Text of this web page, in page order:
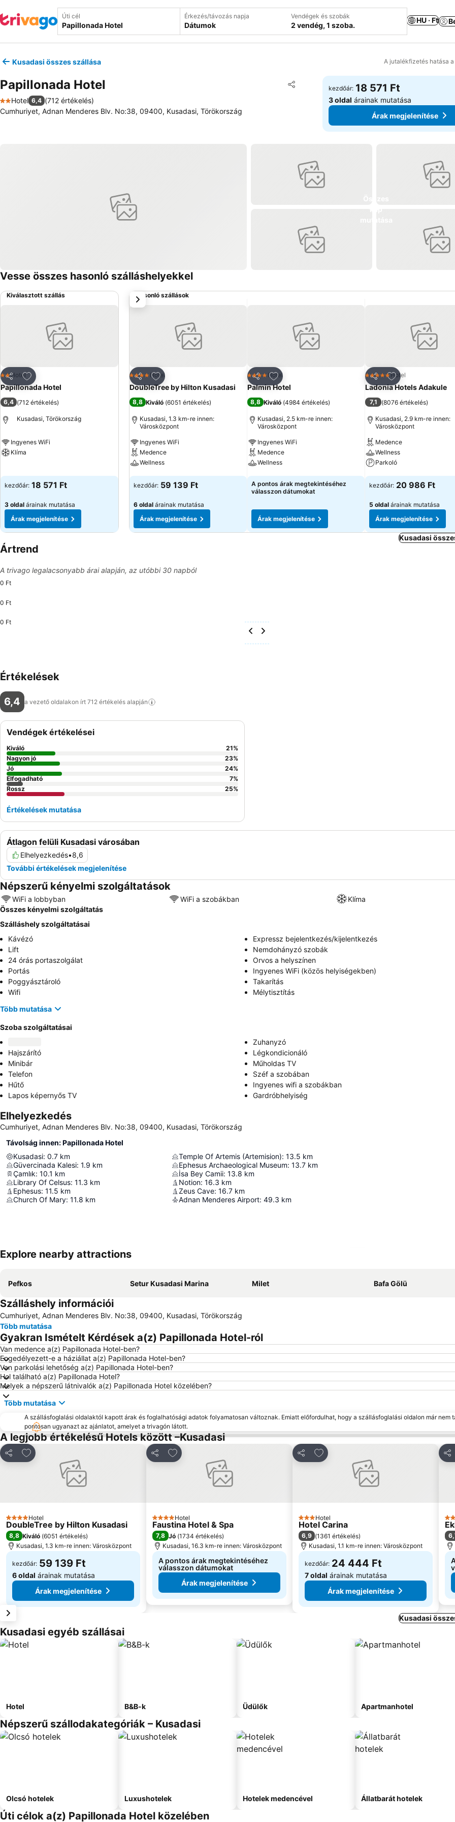
Úti cél Érkezés/távozás napja
Dátumok
Vendégek és szobák
2 vendég, 1 szoba.
HU · Ft
Kusadasi összes szállása A jutalékfizetés hatása
Papillonada Hotel Megosztás
Hozzáadás a kedvencekhez
2 Kategória
Hotel 6,4 (712 értékelés)
Cumhuriyet, Adnan Menderes Blv. No:38, 09400, Kusadasi, Törökország
kezdőár: 18 571 Ft
3 oldal árainak mutatása
Árak megjelenítése
Vesse összes hasonló szálláshelyekkel
Kiválasztott szállás
Megosztás
Hozzáadás a kedvencekhez
2 Kategória
Hotel
Papillonada Hotel
6,4 (712 értékelés)
Kusadasi, Törökország
Ingyenes WiFi
Klíma
kezdőár: 18 571 Ft
3 oldal árainak mutatása
Árak megjelenítése
Hasonló szállások
Megosztás
Hozzáadás a kedvencekhez
4 Kategória
Hotel
DoubleTree by Hilton Kusadasi
8,8 Kiváló (6051 értékelés)
Kusadasi, 1.3 km-re innen:
Városközpont
Ingyenes WiFi
Medence
Wellness
Árak megjelenítése
kezdőár: 59 139 Ft
6 oldal árainak mutatása
Árak megjelenítése
Megosztás
Hozzáadás a kedvencekhez
4 Kategória
Hotel
Palmin Hotel
8,8 Kiváló (4984 értékelés)
Kusadasi, 2.5 km-re innen:
Városközpont
Ingyenes WiFi
Medence
Wellness
Árak megjelenítése
A pontos árak megtekintéséhez
válasszon dátumokat
Árak megjelenítése
Megosztás
Hozzáadás a
5 KategóriaHotel
Ladonia Hotels Adakule
7,1 (8076 értékelés)
Kusadasi, 2.9 km-re innen:
Városközpont
Medence
Wellness
Parkoló
Árak megjelenítése
kezdőár: 20 986 Ft
5 oldal árainak mutatása
Árak megjelenítése
következő
Kusadasi
Ártrend
A trivago legalacsonyabb árai alapján, az utóbbi 30 napból
0 Ft
0 Ft
0 Ft
Értékelések
6,4 a vezető oldalakon írt 712 értékelés alapján
Átlagon felüli Kusadasi városában
Elhelyezkedés•8,6
További értékelések megjelenítése
Vendégek értékelései
Kiváló 21%
Nagyon jó
23%
Jó
24%
Elfogadható
7%
Rossz
25%
Értékelések mutatása
Népszerű kényelmi szolgáltatások
WiFi a lobbyban WiFi a szobákban
Klíma
Összes kényelmi szolgáltatás
Szálláshely szolgáltatásai
Kávézó
Expressz bejelentkezés/kijelentkezés
Lift
Nemdohányzó szobák
24 órás portaszolgálat
Orvos a helyszínen
Portás
Ingyenes WiFi (közös helyiségekben)
Poggyásztároló
Takarítás
Wifi
Mélytisztítás
Több mutatása
Szoba szolgáltatásai
Zuhanyzó
Hajszárító
Légkondicionáló
Minibár
Műholdas TV
Telefon
Széf a szobában
Hűtő
Ingyenes wifi a szobákban
Lapos képernyős TV
Gardróbhelyiség
Elhelyezkedés
Cumhuriyet, Adnan Menderes Blv. No:38, 09400, Kusadasi, Törökország
Távolság innen: Papillonada Hotel
Kusadasi: 0.7 km
Güvercinada Kalesi: 1.9 km
Çamlık: 10.1 km
Library Of Celsus: 11.3 km
Ephesus: 11.5 km
Church Of Mary: 11.8 km
Temple Of Artemis (Artemision): 13.5 km
Ephesus Archaeological Museum: 13.7 km
İsa Bey Camii: 13.8 km
Notion: 16.3 km
Zeus Cave: 16.7 km
Adnan Menderes Airport: 49.3 km
Explore nearby attractions
Pefkos Setur Kusadasi Marina Milet Bafa Gölü
Szálláshely információi
Cumhuriyet, Adnan Menderes Blv. No:38, 09400, Kusadasi, Törökország
Több mutatása
Gyakran Ismételt Kérdések a(z) Papillonada Hotel-ról
Van medence a(z) Papillonada Hotel-ben?
Engedélyezett-e a háziállat a(z) Papillonada Hotel-ben?
Van parkolási lehetőség a(z) Papillonada Hotel-ben?
Hol található a(z) Papillonada Hotel?
Melyek a népszerű látnivalók a(z) Papillonada Hotel közelében?
Több mutatása
A szállásfoglalási oldalaktól kapott árak és foglalhatósági adatok folyamatosan változnak. Emiatt előfordulhat, hogy a szállásfoglalási oldalon már nem
pontosan ugyanazt az ajánlatot, amelyet a trivagón látott.
A legjobb értékelésű Hotels között –Kusadasi
Megosztás
Hozzáadás a kedvencekhez
4 Kategória
Hotel
DoubleTree by Hilton Kusadasi
8,8 Kiváló (6051 értékelés)
Kusadasi, 1.3 km-re innen: Városközpont
kezdőár: 59 139 Ft
6 oldal árainak mutatása
Árak megjelenítése
Megosztás
Hozzáadás a kedvencekhez
4 Kategória
Hotel
Faustina Hotel & Spa
7,8 Jó (1734 értékelés)
Kusadasi, 16.3 km-re innen: Városközpont
A pontos árak megtekintéséhez
válasszon dátumokat
Árak megjelenítése
Megosztás
Hozzáadás a kedvencekhez
3 Kategória
Hotel
Hotel Carina
6,9 (1361 értékelés)
Kusadasi, 1.1 km-re innen: Városközpont
kezdőár: 24 444 Ft
7 oldal árainak mutatása
Árak megjelenítése
2
Kusadasi
Kusadasi egyéb szállásai
Hotel B&B-k Üdülők Apartmanhotel
Népszerű szállodakategóriák – Kusadasi
Olcsó hotelek Luxushotelek Hotelek medencével Állatbarát hotelek
Úti célok a(z) Papillonada Hotel közelében